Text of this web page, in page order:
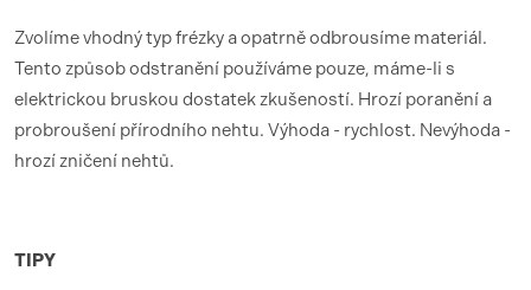
Zvolíme vhodný typ frézky a opatrně odbrousíme materiál.
Tento způsob odstranění používáme pouze, máme-li s
elektrickou bruskou dostatek zkušeností. Hrozí poranění a
probroušení přírodního nehtu. Výhoda - rychlost. Nevýhoda -
hrozí zničení nehtů.
TIPY